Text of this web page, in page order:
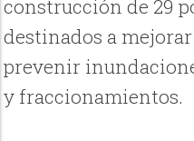
construcción de 29
destinados a
prevenir
y fraccionamientos.